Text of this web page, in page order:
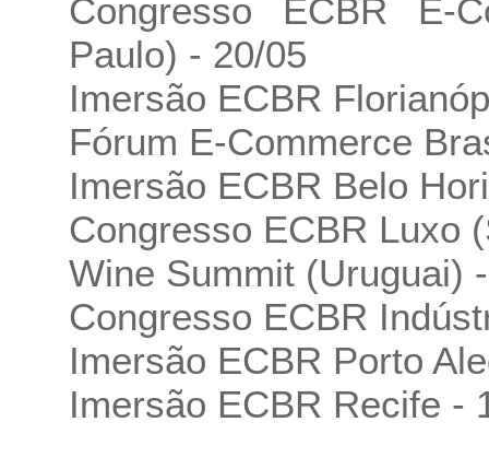
Congresso ECBR E-
Paulo) - 20/05
Imersão ECBR
Fórum E-Commerce
Imersão ECBR Belo
Congresso ECBR Luxo
Wine Summit (Uruguai)
Congresso ECBR
Imersão ECBR Porto
Imersão ECBR Recife -